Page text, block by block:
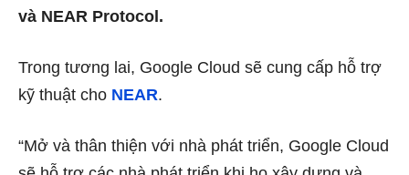
và NEAR Protocol.
Trong tương lai, Google Cloud sẽ cung cấp hỗ trợ
kỹ thuật cho NEAR.
“Mở và thân thiện với nhà phát triển, Google Cloud